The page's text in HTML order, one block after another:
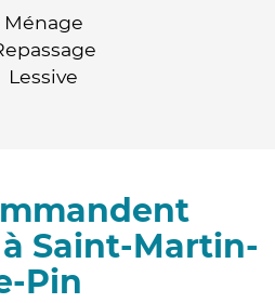
Ménage
Lessive
Saint-Martin-
Pin